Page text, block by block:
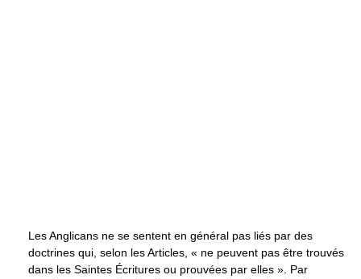
Les Anglicans ne se sentent en général pas liés par des
doctrines qui, selon les Articles, « ne peuvent pas être trouvés
dans les Saintes Écritures ou prouvées par elles ». Par